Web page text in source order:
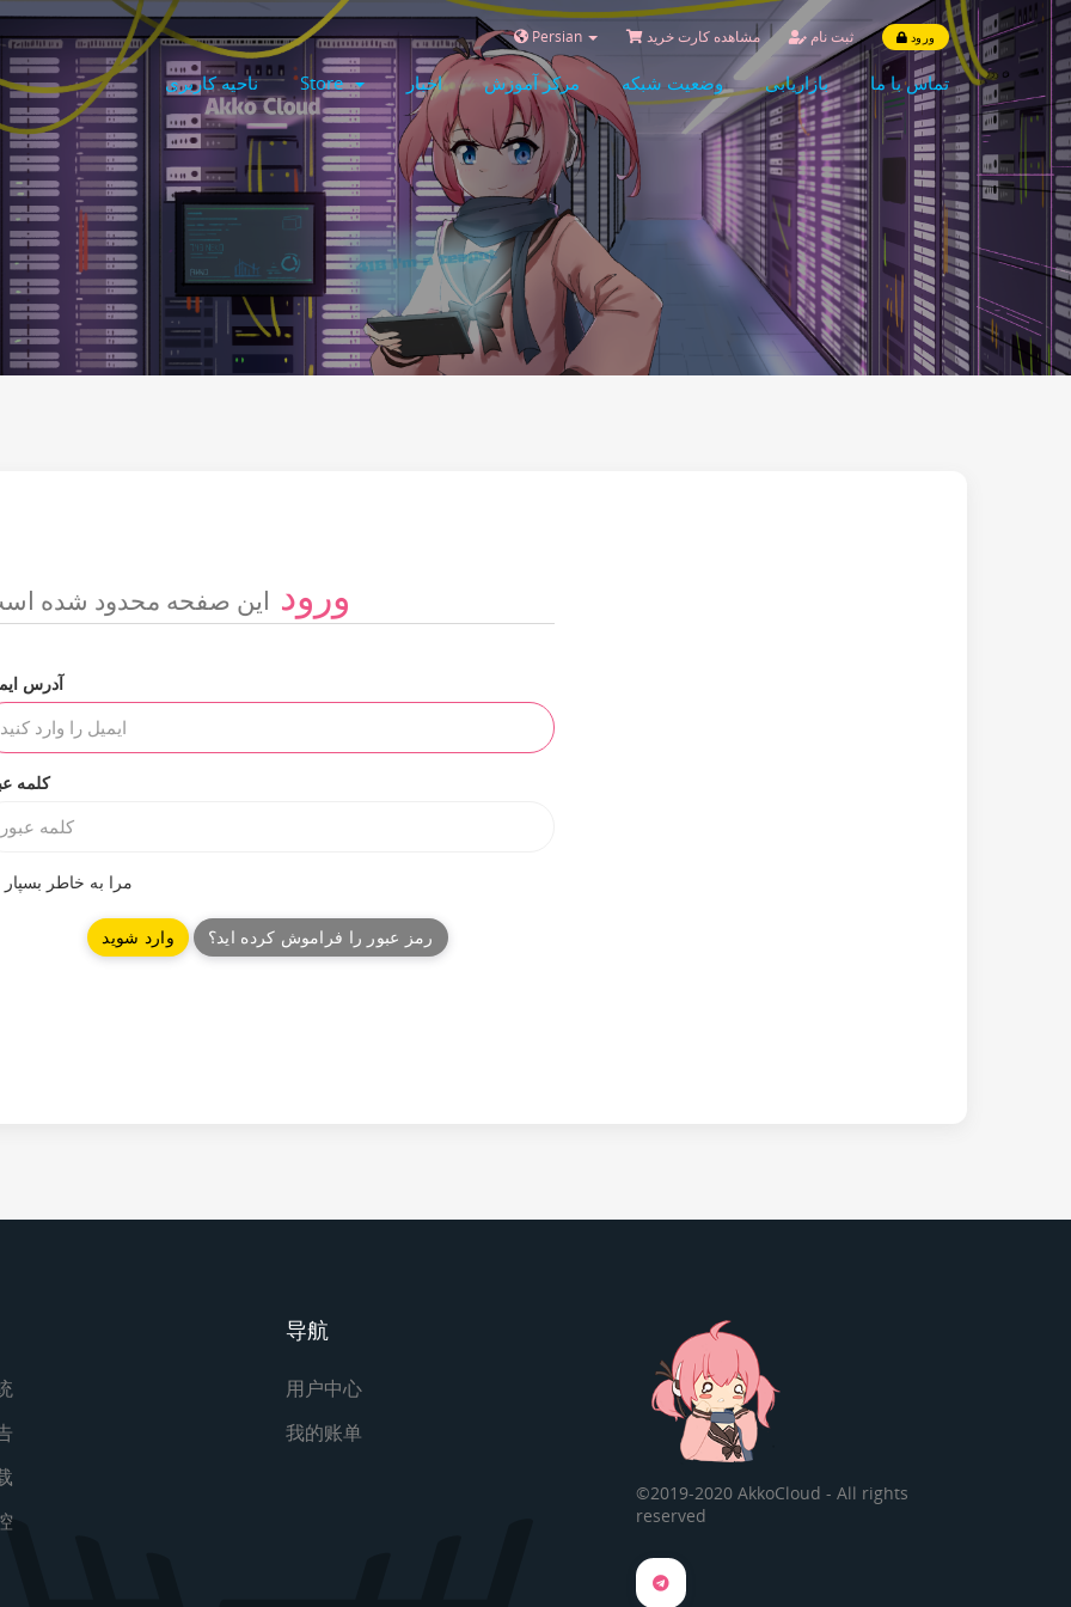
Persian مشاهده کارت خرید ثبت نام ورود
ناحیه کاربری Store اخبار مرکز آموزش وضعیت شبکه بازاریابی تماس با ما
ورود این صفحه محدود شده
آدرس
کلمه
مرا به خاطر بسپار
رمز عبور را فراموش کرده اید؟
导航
用户中心
我的账单
©2019-2020 AkkoCloud - All rights
reserved